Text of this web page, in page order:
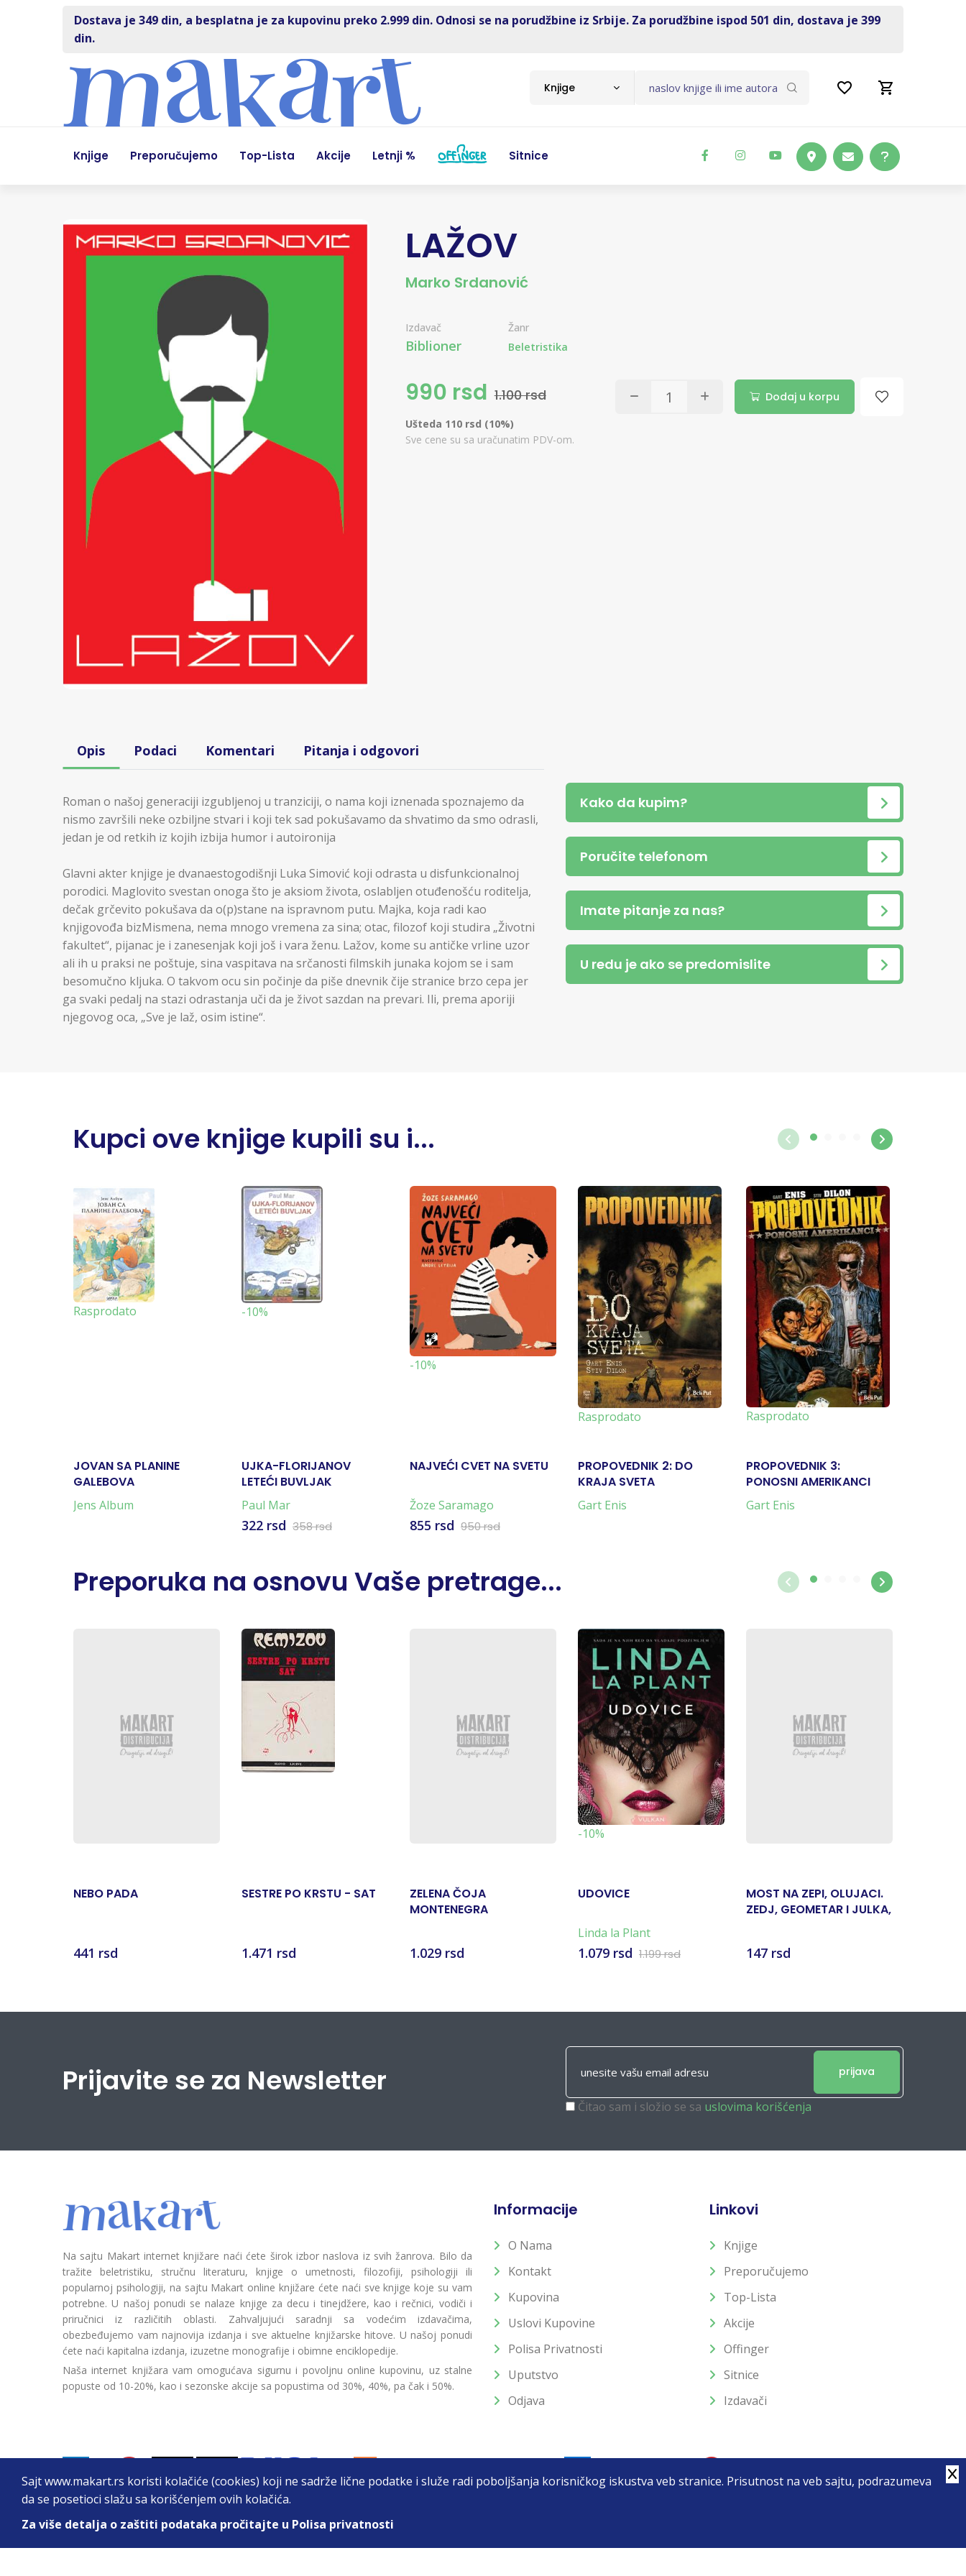
Sajt www.makart.rs koristi kolačiće (cookies) koji ne sadrže lične podatke i služe radi poboljšanja korisničkog iskustva veb stranice. Prisutnost na veb sajtu, podrazumeva
da se posetioci slažu sa korišćenjem ovih kolačića.
Za više detalja o zaštiti podataka pročitajte u Polisa privatnosti
Dostava je 349 din, a besplatna je za kupovinu preko 2.999 din. Odnosi se na porudžbine iz Srbije. Za porudžbine ispod 501 din, dostava je 399
din.
Knjige
Knjige Preporučujemo Top-Lista Akcije Letnji % Sitnice
LAŽOV
Marko Srdanović
Izdavač
Biblioner
Žanr
Beletristika
990 rsd 1.100 rsd Dodaj u korpu
Ušteda 110 rsd (10%)
Sve cene su sa uračunatim PDV-om.
Opis Podaci Komentari Pitanja i odgovori
Roman o našoj generaciji izgubljenoj u tranziciji, o nama koji iznenada spoznajemo da
nismo završili neke ozbiljne stvari i koji tek sad pokušavamo da shvatimo da smo odrasli,
jedan je od retkih iz kojih izbija humor i autoironija
Glavni akter knjige je dvanaestogodišnji Luka Simović koji odrasta u disfunkcionalnoj
porodici. Maglovito svestan onoga što je aksiom života, oslabljen otuđenošću roditelja,
dečak grčevito pokušava da o(p)stane na ispravnom putu. Majka, koja radi kao
knjigovođa bizMismena, nema mnogo vremena za sina; otac, filozof koji studira „Životni
fakultet“, pijanac je i zanesenjak koji još i vara ženu. Lažov, kome su antičke vrline uzor
ali ih u praksi ne poštuje, sina vaspitava na srčanosti filmskih junaka kojom se i sam
besomučno kljuka. O takvom ocu sin počinje da piše dnevnik čije stranice brzo cepa jer
ga svaki pedalj na stazi odrastanja uči da je život sazdan na prevari. Ili, prema aporiji
njegovog oca, „Sve je laž, osim istine“.
Kako da kupim?
Poručite telefonom
Imate pitanje za nas?
U redu je ako se predomislite
Kupci ove knjige kupili su i...
Rasprodato
JOVAN SA PLANINE
GALEBOVA
Jens Album
-10%
UJKA-FLORIJANOV
LETEĆI BUVLJAK
Paul Mar
322 rsd 358 rsd
-10%
NAJVEĆI CVET NA SVETU
Žoze Saramago
855 rsd 950 rsd
Rasprodato
PROPOVEDNIK 2: DO
KRAJA SVETA
Gart Enis
Rasprodato
PROPOVEDNIK 3:
PONOSNI AMERIKANCI
Gart Enis
Preporuka na osnovu Vaše pretrage...
NEBO PADA
441 rsd
SESTRE PO KRSTU - SAT
1.471 rsd
ZELENA ČOJA
MONTENEGRA
1.029 rsd
-10%
UDOVICE
Linda la Plant
1.079 rsd 1.199 rsd
MOST NA ZEPI, OLUJACI.
ZEDJ, GEOMETAR I JULKA,
147 rsd
Prijavite se za Newsletter prijava
Čitao sam i složio se sa uslovima korišćenja
Na sajtu Makart internet knjižare naći ćete širok izbor naslova iz svih žanrova. Bilo da
tražite beletristiku, stručnu literaturu, knjige o umetnosti, filozofiji, psihologiji ili
popularnoj psihologiji, na sajtu Makart online knjižare ćete naći sve knjige koje su vam
potrebne. U našoj ponudi se nalaze knjige za decu i tinejdžere, kao i rečnici, vodiči i
priručnici iz različitih oblasti. Zahvaljujući saradnji sa vodećim izdavačima,
obezbeđujemo vam najnovija izdanja i sve aktuelne knjižarske hitove. U našoj ponudi
ćete naći kapitalna izdanja, izuzetne monografije i obimne enciklopedije.
Naša internet knjižara vam omogućava sigurnu i povoljnu online kupovinu, uz stalne
popuste od 10-20%, kao i sezonske akcije sa popustima od 30%, 40%, pa čak i 50%.
Informacije
O Nama
Kontakt
Kupovina
Uslovi Kupovine
Polisa Privatnosti
Uputstvo
Odjava
Linkovi
Knjige
Preporučujemo
Top-Lista
Akcije
Offinger
Sitnice
Izdavači